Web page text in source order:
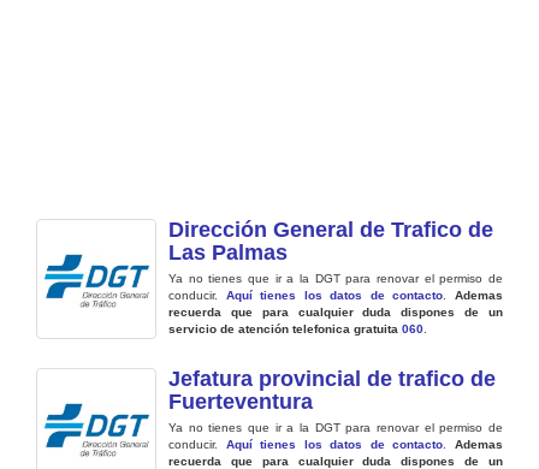
Dirección General de Trafico de
Las Palmas
Ya no tienes que ir a la DGT para renovar el permiso de
conducir. Aquí tienes los datos de contacto .Ademas
recuerda que para cualquier duda dispones de un
servicio de atención telefonica gratuita 060
Jefatura provincial de trafico de
Fuerteventura
Ya no tienes que ir a la DGT para renovar el permiso de
conducir. Aquí tienes los datos de contacto .Ademas
recuerda que para cualquier duda dispones de un